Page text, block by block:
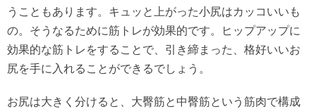
うこともあります。キュッと上がった小尻はカッコいいも
の。そうなるために筋トレが効果的です。ヒップアップに
効果的な筋トレをすることで、引き締まった、格好いいお
尻を手に入れることができるでしょう。
お尻は大きく分けると、大臀筋と中臀筋という筋肉で構成